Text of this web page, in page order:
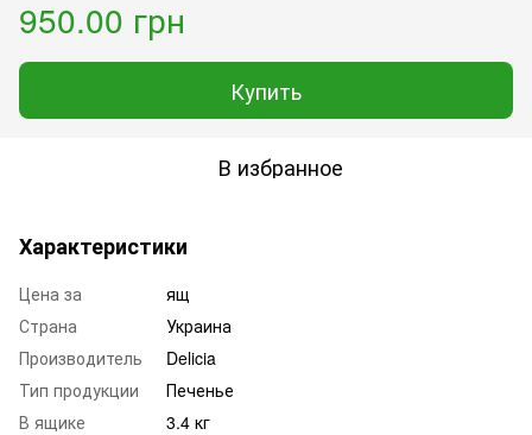
950.00 грн
Купить
В избранное
Характеристики
Цена за
ящ
Страна
Украина
Производитель
Delicia
Тип продукции
Печенье
В ящике
3.4 кг